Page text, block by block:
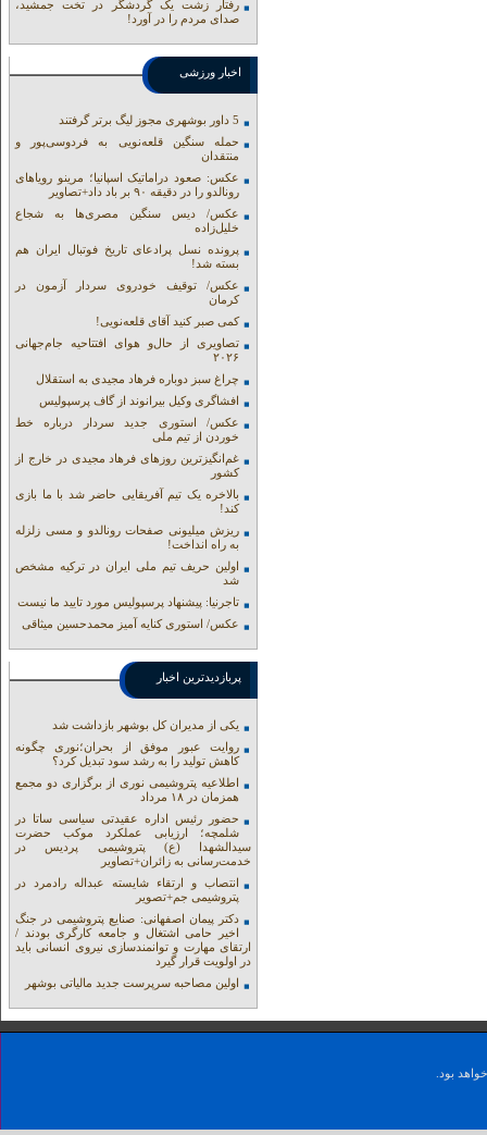
رفتار زشت یک گردشگر در تخت جمشید،
صدای مردم را در آورد!
اخبار ورزشی
5 داور بوشهری مجوز لیگ برتر گرفتند
حمله سنگین قلعه‌نویی به فردوسی‌پور و
منتقدان
عکس: صعود دراماتیک اسپانیا؛ مرینو رویاهای
رونالدو را در دقیقه ۹۰ بر باد داد+تصاویر
عکس/ دیس سنگین مصری‌ها به شجاع
خلیل‌زاده
پرونده نسل پرادعای تاریخ فوتبال ایران هم
بسته شد!
عکس/ توقیف خودروی سردار آزمون در
کرمان
کمی صبر کنید آقای قلعه‌نویی!
تصاویری از حال‌و هوای افتتاحیه جام‌جهانی
۲۰۲۶
چراغ سبز دوباره فرهاد مجیدی به استقلال
افشاگری وکیل بیرانوند از گاف‌ پرسپولیس
عکس/ استوری جدید سردار درباره خط
خوردن از تیم ملی
غم‌انگیزترین روزهای فرهاد مجیدی در خارج از
کشور
بالاخره یک تیم آفریقایی حاضر شد با ما بازی
کند!
ریزش میلیونی صفحات رونالدو و مسی زلزله
به راه انداخت!
اولین حریف تیم ملی ایران در ترکیه مشخص
شد
تاجرنیا: پیشنهاد پرسپولیس مورد تایید ما نیست
عکس/ استوری کنایه آمیز محمدحسین میثاقی
پربازدیدترین اخبار
یکی از مدیران کل بوشهر بازداشت شد
روایت عبور موفق از بحران؛نوری چگونه
کاهش تولید را به رشد سود تبدیل کرد؟
اطلاعیه پتروشیمی نوری از برگزاری دو مجمع
همزمان در ۱۸ مرداد
حضور رئیس اداره عقیدتی سیاسی ساتا در
شلمچه؛ ارزیابی عملکرد موکب حضرت
سیدالشهدا (ع) پتروشیمی پردیس در
خدمت‌رسانی به زائران+تصاویر
انتصاب و ارتقاء شایسته عبداله رادمرد در
پتروشیمی جم+تصویر
دکتر پیمان اصفهانی: صنایع پتروشیمی در جنگ
اخیر حامی اشتغال و جامعه کارگری بودند /
ارتقای مهارت و توانمندسازی نیروی انسانی باید
در اولویت قرار گیرد
اولین مصاحبه سرپرست جدید مالیاتی بوشهر
بود.